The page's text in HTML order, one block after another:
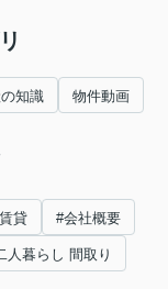
知識 物件動画
貸 #会社概要
人暮らし 間取り